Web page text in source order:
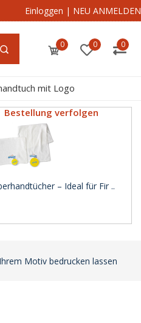
Einloggen | NEU ANMELDEN
0 0 0
mit Logo
Bestellung verfolgen
– Ideal für Fir ..
Motiv bedrucken lassen